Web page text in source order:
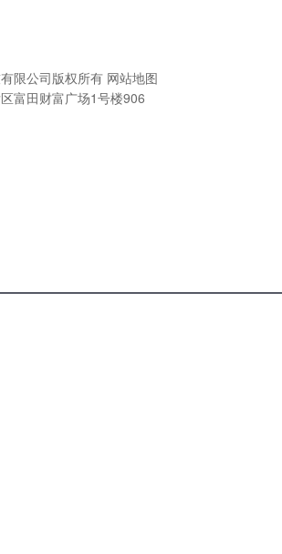
限公司版权所有 网站地图
富田财富广场1号楼906